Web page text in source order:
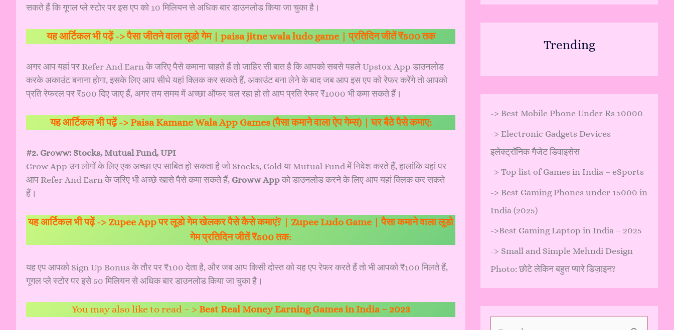
सकते हैं कि गूगल प्ले स्टोर पर इस एप को 10 मिलियन से अधिक बार डाउनलोड किया जा चुका है।
यह आर्टिकल भी पढ़ें ->पैसा जीतने वाला लूडो गेम | paisa jitne wala ludo game | प्रतिदिन जीतें ₹500 तक
अगर आप यहां पर Refer And Earn के जरिए पैसे कमाना चाहते हैं तो जाहिर सी बात है कि आपको सबसे पहले Upstox App डाउनलोड
करके अकाउंट बनाना होगा, इसके लिए आप सीधेयहां क्लिककर सकते हैं, अकाउंट बना लेने के बाद जब आप इस एप को रेफर करेंगे तो आपको
प्रति रेफरल पर ₹500 दिए जाए हैं, अगर तय समय में अच्छा ऑफर चल रहा हो तो आप प्रति रेफर ₹1000 भी कमा सकते हैं।
यह आर्टिकल भी पढ़ें -> Paisa Kamane Wala App Games (पैसा कमाने वाला ऐप गेम्स) | घर बैठे पैसे कमाए:
#2. Groww: Stocks, Mutual Fund, UPI
Grow App उन लोगों के लिए एक अच्छा एप साबित हो सकता है जो Stocks, Gold या Mutual Fund में निवेश करते हैं, हालांकि यहां पर
आप Refer And Earn के जरिए भी अच्छे खासे पैसे कमा सकते हैं, Groww Appको डाउनलोड करने के लिए आपयहां क्लिककर सकते
हैं।
यह आर्टिकल भी पढ़ें -> Zupee App पर लूडो गेम खेलकर पैसे कैसे कमाएं? | Zupee Ludo Game | पैसा कमाने वाला लूडो
गेम प्रतिदिन जीतें ₹500 तक:
यह एप आपको Sign Up Bonus के तौर पर ₹100 देता है, और जब आप किसी दोस्त को यह एप रेफर करते हैं तो भी आपको ₹100 मिलते हैं,
गूगल प्ले स्टोर पर इसे 50 मिलियन से अधिक बार डाउनलोड किया जा चुका है।
You may also like to read – > Best Real Money Earning Games in India – 2023
Trending
-> Best Mobile Phone Under Rs 10000
-> Electronic Gadgets Devices
इलेक्ट्रॉनिक गैजेट डिवाइसेस
-> Top list of Games in India – eSports
-> Best Gaming Phones under 15000 in
India (2025)
->Best Gaming Laptop in India – 2025
-> Small and Simple Mehndi Design
Photo: छोटे लेकिन बहुत प्यारे डिज़ाइन?